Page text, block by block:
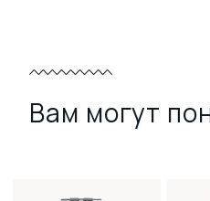
Вам могут